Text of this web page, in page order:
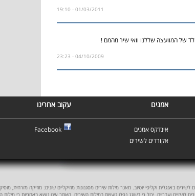
01/03/2011 - 19:10
של המוועצה שללנו וואי שיר מהמם !
04/10/2009 - 23:23
אמנים עקוב אחרינו
אינדקס אמנים
אקורדים לשירים
Facebook
באנגלית וקליפי יוטיוב. מאגר מילות שירים מסגנונות מוזיקליים שונים: מוזיקה מזרחית,
ועבריים. יכול כי בשוגג נפלו טעויות במילות השירים. האתר אינו נושא באחריות כי